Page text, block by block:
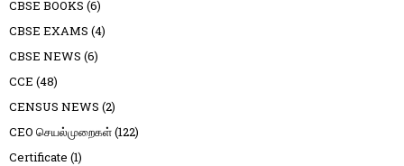
CBSE BOOKS (6)
CBSE EXAMS (4)
CBSE NEWS (6)
CCE (48)
CENSUS NEWS (2)
CEO செயல்முறைகள்(122)
Certificate (1)